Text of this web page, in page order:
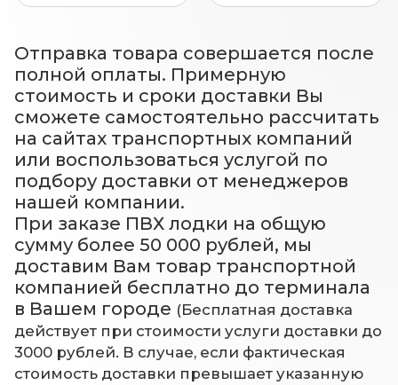
Отправка товара совершается после
полной оплаты. Примерную
стоимость и сроки доставки Вы
сможете самостоятельно рассчитать
на сайтах транспортных компаний
или воспользоваться услугой по
подбору доставки от менеджеров
нашей компании.
При заказе ПВХ лодки на общую
сумму более 50 000 рублей, мы
доставим Вам товар транспортной
компанией бесплатно до терминала
в Вашем городе (Бесплатная доставка
действует при стоимости услуги доставки до
3000 рублей. В случае, если фактическая
стоимость доставки превышает указанную